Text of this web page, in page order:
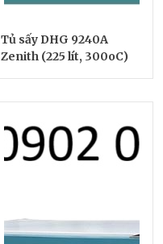
Tủ sấy DHG 9240A
Zenith (225 lít, 300oC)